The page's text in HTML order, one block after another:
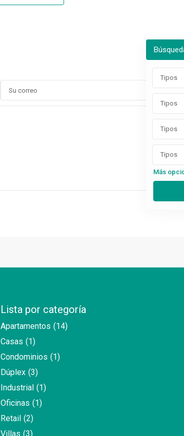
Tipos
Tipos
Tipos
Tipos
Más
Lista por categoría
Apartamentos (14)
Casas (1)
Condominios (1)
Dúplex (3)
Industrial (1)
Oficinas (1)
Retail (2)
Villas (3)